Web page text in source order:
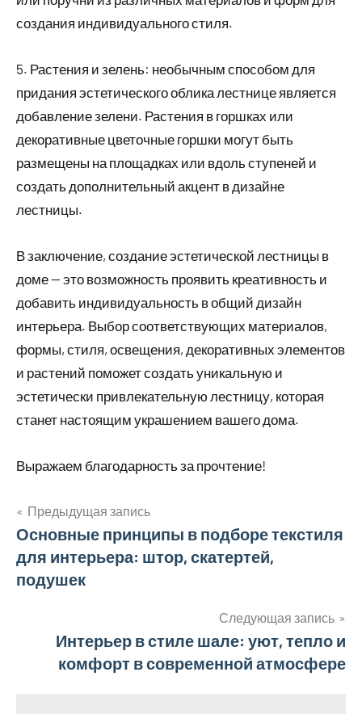
создания индивидуального стиля.
5. Растения и зелень: необычным способом для
придания эстетического облика лестнице является
добавление зелени. Растения в горшках или
декоративные цветочные горшки могут быть
размещены на площадках или вдоль ступеней и
создать дополнительный акцент в дизайне
лестницы.
В заключение, создание эстетической лестницы в
доме — это возможность проявить креативность и
добавить индивидуальность в общий дизайн
интерьера. Выбор соответствующих материалов,
формы, стиля, освещения, декоративных элементов
и растений поможет создать уникальную и
эстетически привлекательную лестницу, которая
станет настоящим украшением вашего дома.
Выражаем благодарность за прочтение!
Навигация
по
Предыдущая запись
Основные принципы в подборе текстиля
для интерьера: штор, скатертей,
подушек
Следующая запись
Интерьер в стиле шале: уют, тепло и
комфорт в современной атмосфере